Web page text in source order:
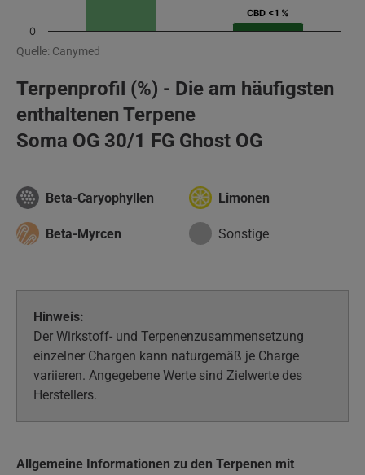
CBD <1 %
CBD <1 %
0
Quelle: Canymed
Terpenprofil (%) - Die am häufigsten
enthaltenen Terpene
Soma OG 30/1 FG Ghost OG
Beta-Caryophyllen Limonen
Beta-Myrcen Sonstige
Hinweis:
Der Wirkstoff- und Terpenenzusammensetzung
einzelner Chargen kann naturgemäß je Charge
variieren. Angegebene Werte sind Zielwerte des
Herstellers.
Allgemeine Informationen zu den Terpenen mit